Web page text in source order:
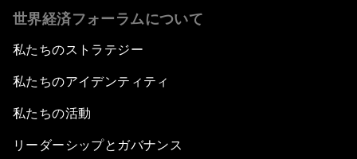
世界経済フォーラムについて
私たちのストラテジー
私たちのアイデンティティ
私たちの活動
リーダーシップとガバナンス